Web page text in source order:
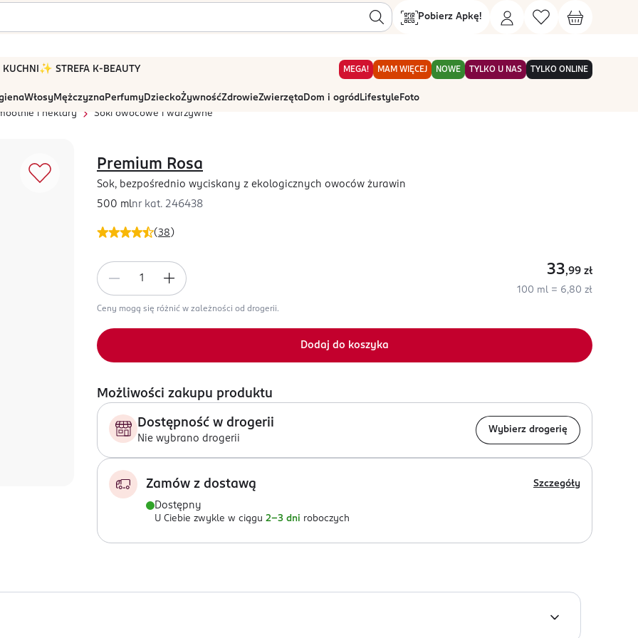
Pobierz Apkę!
KUCHNI ✨ STREFA K-BEAUTY MEGA! MAM WIĘCEJ NOWE TYLKO U NAS TYLKO ONLINE
WłosyMężczyznaPerfumyDzieckoŻywnośćZdrowieZwierzętaDom i ogród Lifestyle Foto
i nektary
Soki owocowe i warzywne
(38 )
Premium Rosa
Sok, bezpośrednio wyciskany z ekologicznych owoców żurawin
500 mlnr kat. 246438
33,99 zł
100 ml = 6,80 zł
Ceny mogą się różnić w zależności od drogerii.
Dodaj do koszyka
Możliwości zakupu produktu
Dostępność w drogerii
Nie wybrano drogerii
Wybierz drogerię
Zamów z dostawą Szczegóły
Dostępny
U Ciebie zwykle w ciągu 2-3 dni roboczych